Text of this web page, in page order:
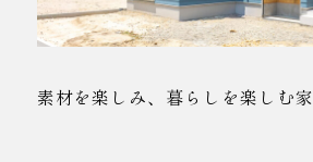
素材を楽しみ、暮らしを楽しむ家